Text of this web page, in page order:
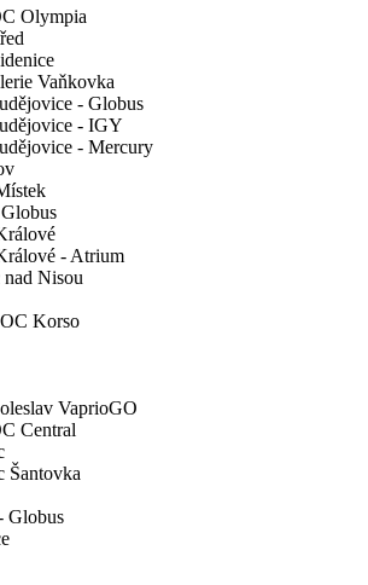
Olympia
Vaňkovka
- Globus
- IGY
- Mercury
- Atrium
nad Nisou
Korso
VaprioGO
Central
Šantovka
Globus